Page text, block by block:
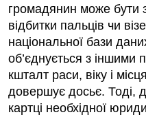
громадянин може бути
відбитки пальців чи
національної бази
об’єднується з
кшталт раси, віку і
довершує досьє. Тоді,
картці необхідної